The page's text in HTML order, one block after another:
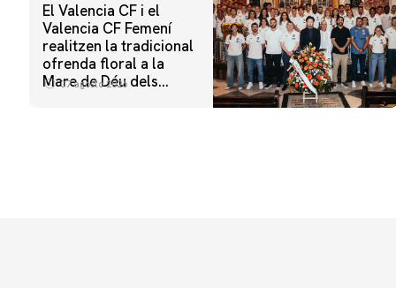
El Valencia CF i el
Valencia CF Femení
realitzen la tradicional
ofrenda floral a la
Mare de Déu dels
07 agosto 2026